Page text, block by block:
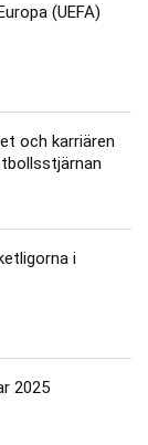
(UEFA)
och karriären
i
2025